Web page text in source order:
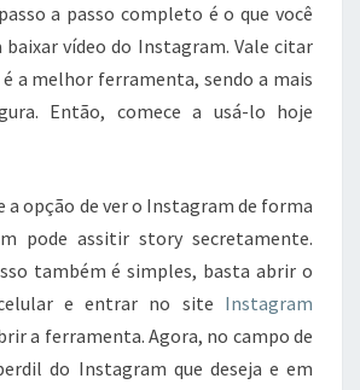
a passo completo é o que você
baixar vídeo do Instagram. Vale citar
a melhor ferramenta, sendo a mais
Então, comece a usá-lo hoje
a opção de ver o Instagram de forma
pode assitir story secretamente.
também é simples, basta abrir o
e entrar no site Instagram
a ferramenta. Agora, no campo de
do Instagram que deseja e em